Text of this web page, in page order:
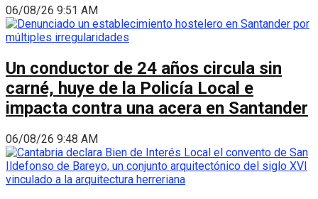
06/08/26 9:51 AM
Un conductor de 24 años circula sin
carné, huye de la Policía Local e
impacta contra una acera en Santander
06/08/26 9:48 AM